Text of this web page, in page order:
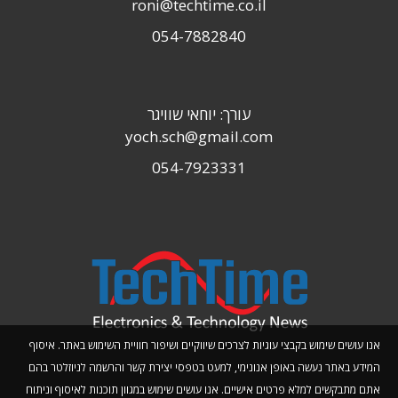
אנו עושים שימוש בקבצי עוגיות לצרכים שיווקיים ושיפור חוויית השימוש באתר. איסוף
המידע באתר נעשה באופן אנונימי, למעט בטפסי יצירת קשר והרשמה לניוזלטר בהם
אתם מתבקשים למלא פרטים אישיים. אנו עושים שימוש במגוון תוכנות לאיסוף וניתוח
roni@techtime.co.il
054-7882840
עורך: יוחאי שוויגר
yoch.sch@gmail.com
054-7923331